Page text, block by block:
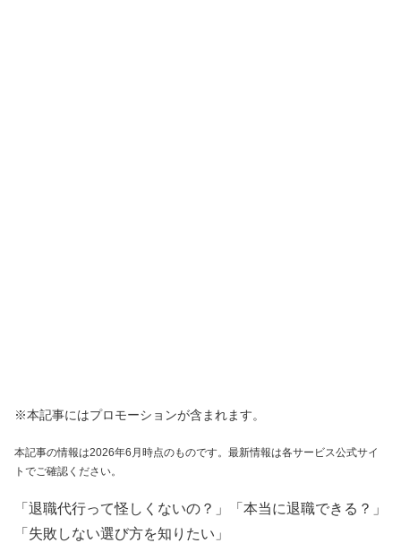
※本記事にはプロモーションが含まれます。
本記事の情報は2026年6月時点のものです。最新情報は各サービス公式サイ
トでご確認ください。
「退職代行って怪しくないの？」「本当に退職できる？」
「失敗しない選び方を知りたい」